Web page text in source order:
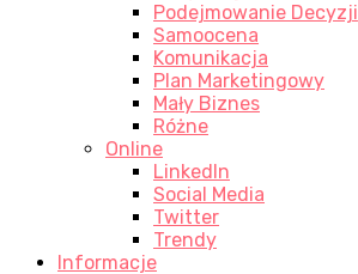
Podejmowanie Decyzji
Samoocena
Komunikacja
Plan Marketingowy
Mały Biznes
Różne
Online
LinkedIn
Social Media
Twitter
Trendy
Informacje